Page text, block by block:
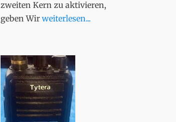
zweiten Kern zu aktivieren,
geben Wir weiterlesen...